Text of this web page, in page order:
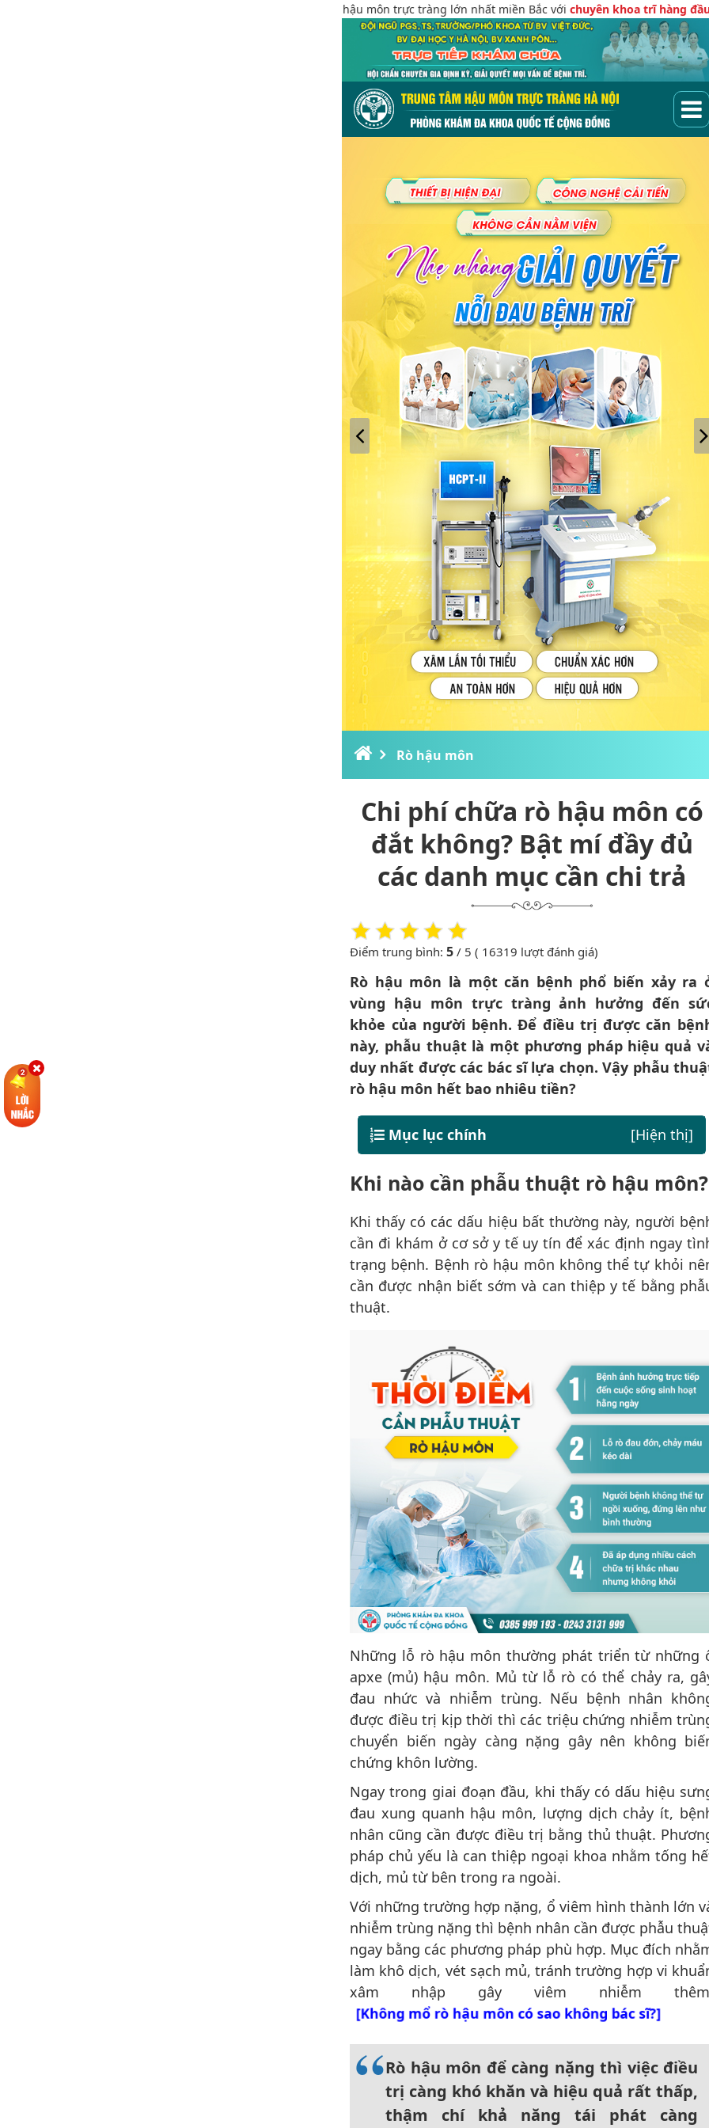
Rò hậu môn
Chi phí chữa rò hậu môn có
đắt không? Bật mí đầy đủ
các danh mục cần chi trả
Điểm trung bình: 5 / 5 ( 16319 lượt đánh giá)
Rò hậu môn là một căn bệnh phổ biến xảy ra
vùng hậu môn trực tràng ảnh hưởng đến
khỏe của người bệnh. Để điều trị được căn
này, phẫu thuật là một phương pháp hiệu quả
duy nhất được các bác sĩ lựa chọn. Vậy phẫu
rò hậu môn hết bao nhiêu tiền?
Mục lục chính [Hiện thị]
Khi nào cần phẫu thuật rò hậu môn?
Khi thấy có các dấu hiệu bất thường này, người
cần đi khám ở cơ sở y tế uy tín để xác định ngay
trạng bệnh. Bệnh rò hậu môn không thể tự khỏi
cần được nhận biết sớm và can thiệp y tế bằng
thuật.
Những lỗ rò hậu môn thường phát triển từ những
apxe (mủ) hậu môn. Mủ từ lỗ rò có thể chảy ra,
đau nhức và nhiễm trùng. Nếu bệnh nhân
được điều trị kịp thời thì các triệu chứng nhiễm
chuyển biến ngày càng nặng gây nên không
chứng khôn lường.
Ngay trong giai đoạn đầu, khi thấy có dấu hiệu
đau xung quanh hậu môn, lượng dịch chảy ít,
nhân cũng cần được điều trị bằng thủ thuật.
pháp chủ yếu là can thiệp ngoại khoa nhằm tống
dịch, mủ từ bên trong ra ngoài.
Với những trường hợp nặng, ổ viêm hình thành lớn
nhiễm trùng nặng thì bệnh nhân cần được phẫu
ngay bằng các phương pháp phù hợp. Mục đích
làm khô dịch, vét sạch mủ, tránh trường hợp vi
xâm nhập gây viêm nhiễm
[Không mổ rò hậu môn có sao không bác sĩ?]
Rò hậu môn để càng nặng thì việc điều
trị càng khó khăn và hiệu quả rất thấp,
thậm chí khả năng tái phát càng
là trung tâm hậu môn trực tràng lớn nhất miền Bắc vớichuyên khoa trĩ hàng đầu khu vực